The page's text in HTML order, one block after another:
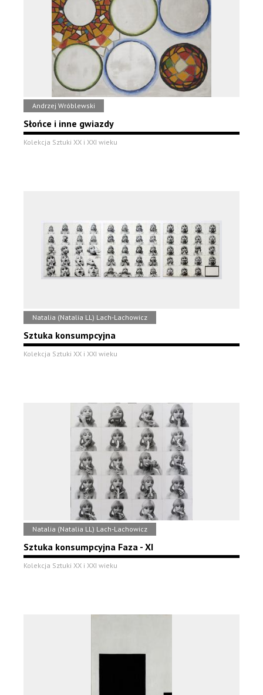
Andrzej Wróblewski
Słońce i inne gwiazdy
Kolekcja Sztuki XX i XXI wieku
Natalia (Natalia LL) Lach-Lachowicz
Sztuka konsumpcyjna
Kolekcja Sztuki XX i XXI wieku
Natalia (Natalia LL) Lach-Lachowicz
Sztuka konsumpcyjna Faza - XI
Kolekcja Sztuki XX i XXI wieku